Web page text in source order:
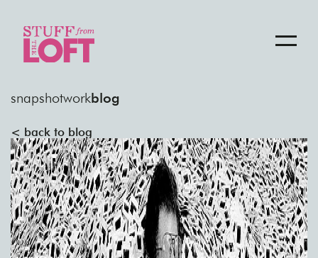
snapshotworkblog
< back to blog